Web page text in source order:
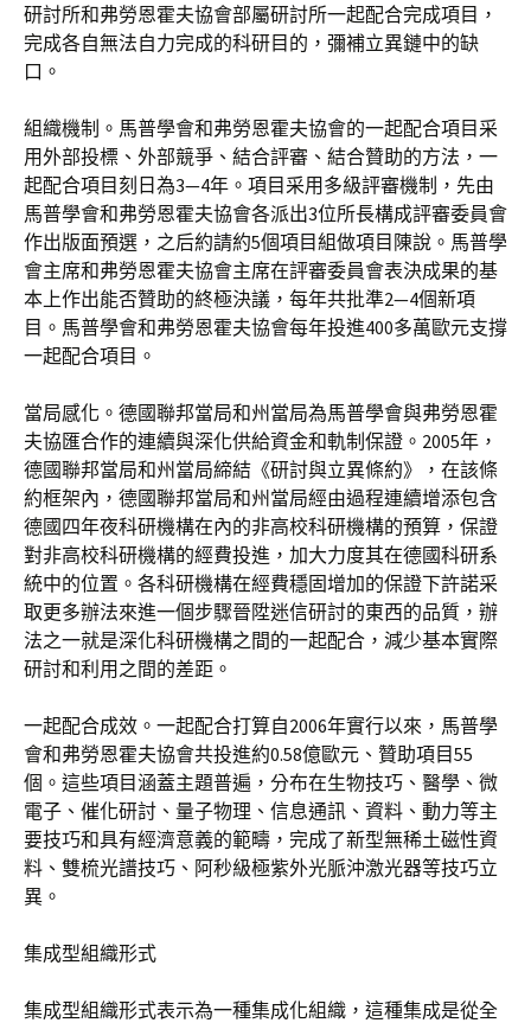
研討所和弗勞恩霍夫協會部屬研討所一起配合完成項目，
完成各自無法自力完成的科研目的，彌補立異鏈中的缺
口。
組織機制。馬普學會和弗勞恩霍夫協會的一起配合項目采
用外部投標、外部競爭、結合評審、結合贊助的方法，一
起配合項目刻日為3—4年。項目采用多級評審機制，先由
馬普學會和弗勞恩霍夫協會各派出3位所長構成評審委員會
作出版面預選，之后約請約5個項目組做項目陳說。馬普學
會主席和弗勞恩霍夫協會主席在評審委員會表決成果的基
本上作出能否贊助的終極決議，每年共批準2—4個新項
目。馬普學會和弗勞恩霍夫協會每年投進400多萬歐元支撐
一起配合項目。
當局感化。德國聯邦當局和州當局為馬普學會與弗勞恩霍
夫協匯合作的連續與深化供給資金和軌制保證。2005年，
德國聯邦當局和州當局締結《研討與立異條約》，在該條
約框架內，德國聯邦當局和州當局經由過程連續增添包含
德國四年夜科研機構在內的非高校科研機構的預算，保證
對非高校科研機構的經費投進，加大力度其在德國科研系
統中的位置。各科研機構在經費穩固增加的保證下許諾采
取更多辦法來進一個步驟晉陞迷信研討的東西的品質，辦
法之一就是深化科研機構之間的一起配合，減少基本實際
研討和利用之間的差距。
一起配合成效。一起配合打算自2006年實行以來，馬普學
會和弗勞恩霍夫協會共投進約0.58億歐元、贊助項目55
個。這些項目涵蓋主題普遍，分布在生物技巧、醫學、微
電子、催化研討、量子物理、信息通訊、資料、動力等主
要技巧和具有經濟意義的範疇，完成了新型無稀土磁性資
料、雙梳光譜技巧、阿秒級極紫外光脈沖激光器等技巧立
異。
集成型組織形式
集成型組織形式表示為一種集成化組織，這種集成是從全